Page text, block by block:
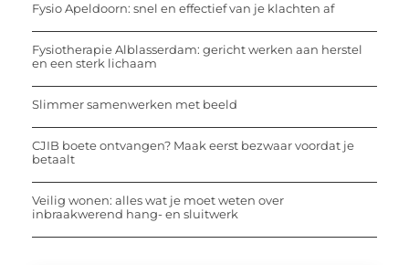
Fysio Apeldoorn: snel en effectief van je klachten af
Fysiotherapie Alblasserdam: gericht werken aan herstel
en een sterk lichaam
Slimmer samenwerken met beeld
CJIB boete ontvangen? Maak eerst bezwaar voordat je
betaalt
Veilig wonen: alles wat je moet weten over
inbraakwerend hang- en sluitwerk